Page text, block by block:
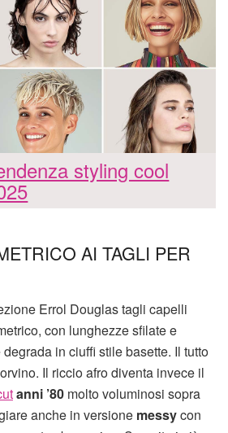
styling cool
AI TAGLI PER
Errol Douglas tagli capelli
con lunghezze sfilate e
degrada in ciuffi stile basette. Il tutto
Il riccio afro diventa invece il
anni ’80 molto voluminosi sopra
anche in versione messycon